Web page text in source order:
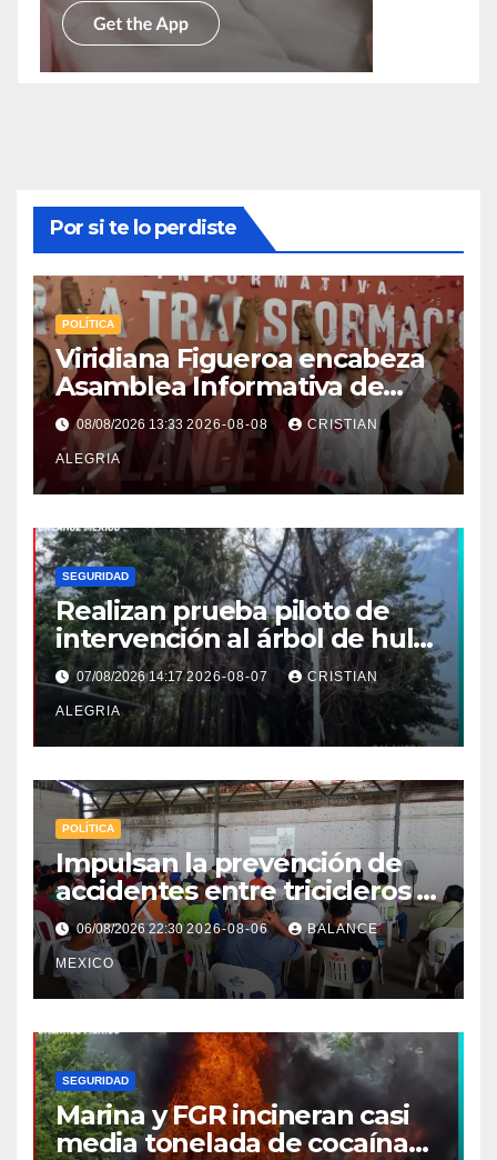
Por si te lo perdiste
POLÍTICA
Viridiana Figueroa encabeza
Asamblea Informativa de
Morena en Tapachula y deja
claro: “Es tiempo de mujeres”
08/08/2026 13:33 2026-08-08 CRISTIAN
ALEGRIA
SEGURIDAD
Realizan prueba piloto de
intervención al árbol de hule
en Tapachula
07/08/2026 14:172026-08-07 CRISTIAN
ALEGRIA
POLÍTICA
Impulsan la prevención de
accidentes entre tricicleros y
mototriciclistas de Tapachula
06/08/2026 22:302026-08-06 BALANCE
MEXICO
SEGURIDAD
Marina y FGR incineran casi
media tonelada de cocaína